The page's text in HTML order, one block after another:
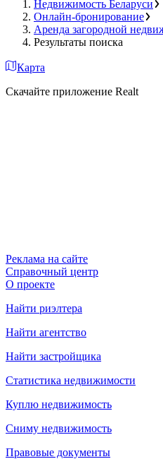
Недвижимость Беларуси
Онлайн-бронирование
Аренда загородной
Результаты поиска
Карта
Скачайте приложение Realt
Реклама на сайте
Справочный центр
О проекте
Найти риэлтера
Найти агентство
Найти застройщика
Статистика недвижимости
Куплю недвижимость
Сниму недвижимость
Правовые документы